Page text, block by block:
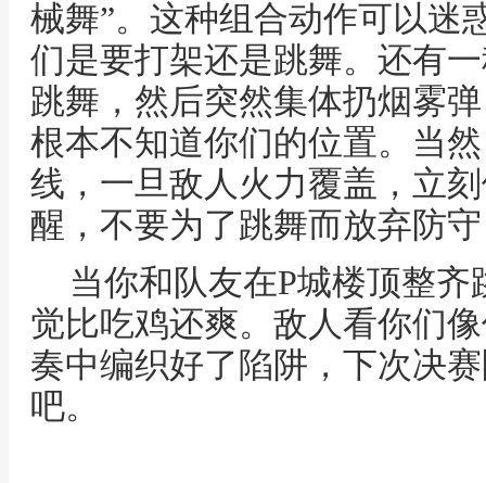
械舞”。这种组合动作可以迷
们是要打架还是跳舞。还有
跳舞，然后突然集体扔烟雾
根本不知道你们的位置。当
线，一旦敌人火力覆盖，立
醒，不要为了跳舞而放弃防
当你和队友在P城楼顶整
觉比吃鸡还爽。敌人看你们
奏中编织好了陷阱，下次决
吧。